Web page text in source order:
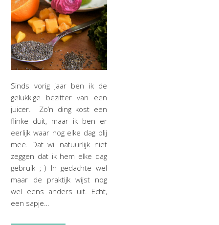
Sinds vorig jaar ben ik de
gelukkige bezitter van een
juicer. Zo’n ding kost een
flinke duit, maar ik ben er
eerlijk waar nog elke dag blij
mee. Dat wil natuurlijk niet
zeggen dat ik hem elke dag
gebruik ;-) In gedachte wel
maar de praktijk wijst nog
wel eens anders uit. Echt,
een sapje…